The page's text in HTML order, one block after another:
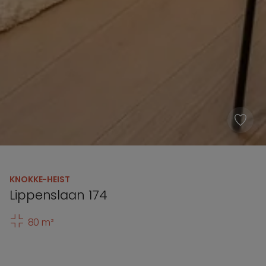
KNOKKE-HEIST
Lippenslaan 174
80 m²